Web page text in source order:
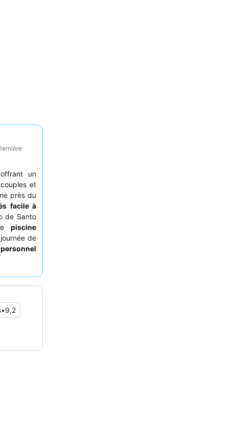
offrant un
et
près du
facile à
de Santo
piscine
de
personnel
une
•9,2